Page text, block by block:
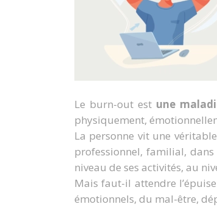
Le burn-out est une
physiquement,
La personne vit une
professionnel, familial,
niveau de ses activités, au
Mais faut-il attendre
émotionnels, du mal-être,